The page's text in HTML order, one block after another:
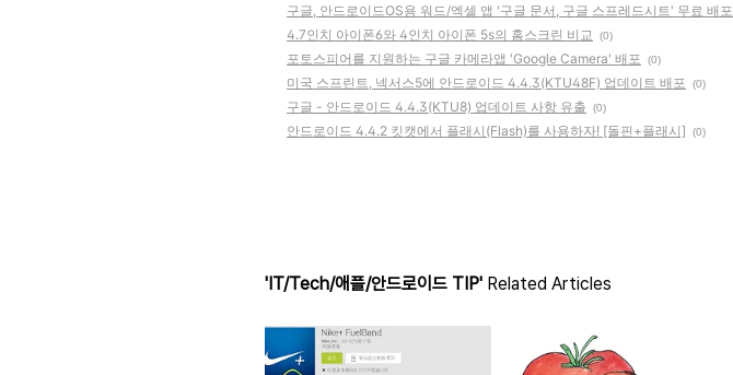
구글, 안드로이드OS용 워드/엑셀 앱 '구글 문서, 구글 스프레드시트' 무료 배포
4.7인치 아이폰6와 4인치 아이폰 5s의 홈스크린 비교 (0)
포토스피어를 지원하는 구글 카메라앱 'Google Camera' 배포 (0)
미국 스프린트, 넥서스5에 안드로이드 4.4.3(KTU48F) 업데이트 배포 (0)
구글 - 안드로이드 4.4.3(KTU8) 업데이트 사항 유출 (0)
안드로이드 4.4.2 킷캣에서 플래시(Flash)를 사용하자! [돌핀+플래시] (0)
'IT/Tech/애플/안드로이드 TIP' Related Articles